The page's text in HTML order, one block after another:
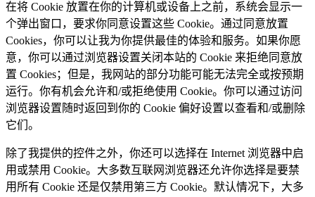
在将 Cookie 放置在你的计算机或设备上之前，系统会显示一
个弹出窗口，要求你同意设置这些 Cookie。通过同意放置
Cookies，你可以让我为你提供最佳的体验和服务。如果你愿
意，你可以通过浏览器设置关闭本站的 Cookie 来拒绝同意放
置 Cookies；但是，我网站的部分功能可能无法完全或按预期
运行。你有机会允许和/或拒绝使用 Cookie。你可以通过访问
浏览器设置随时返回到你的 Cookie 偏好设置以查看和/或删除
它们。
除了我提供的控件之外，你还可以选择在 Internet 浏览器中启
用或禁用 Cookie。大多数互联网浏览器还允许你选择是要禁
用所有 Cookie 还是仅禁用第三方 Cookie。默认情况下，大多